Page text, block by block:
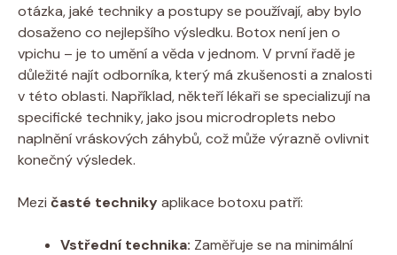
otázka, jaké techniky a postupy se používají, aby bylo
dosaženo co nejlepšího výsledku. Botox není jen o
vpichu – je to umění a věda v jednom. V první řadě je
důležité najít odborníka, který má zkušenosti a znalosti
v této oblasti. Například, někteří lékaři se specializují na
specifické techniky, jako jsou microdroplets nebo
naplnění vráskových záhybů, což může výrazně ovlivnit
konečný výsledek.
Mezi časté technikyaplikace botoxu patří:
Vstřední technika: Zaměřuje se na minimální